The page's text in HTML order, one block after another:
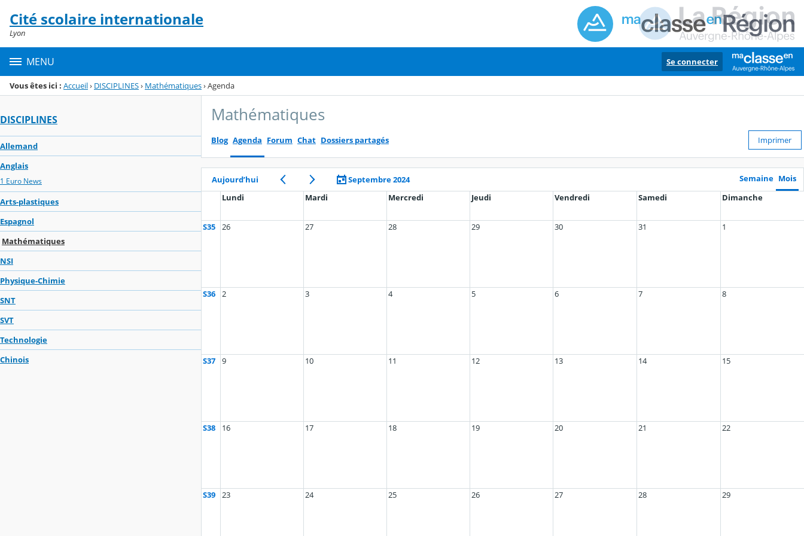
Menu de la rubrique
Contenu
Cité scolaire internationale
Lyon
MENU Se connecter
Vous êtes ici : Accueil› DISCIPLINES› Mathématiques›Agenda
DISCIPLINES
Allemand
Anglais
1 Euro News
Arts-plastiques
Espagnol
Mathématiques
NSI
Physique-Chimie
SNT
SVT
Technologie
Chinois
Mathématiques
Blog Agenda Forum Chat Dossiers partagés Imprimer
Aujourd’hui Septembre 2024 Semaine Mois
Lundi
Mardi Mercredi Jeudi Vendredi Samedi Dimanche
S35 26 27 28 29 30 31 1
S36 2 3 4 5 6 7 8
S37 9 10 11 12 13 14 15
S38 16 17 18 19 20 21 22
S39 23 24 25 26 27 28 29